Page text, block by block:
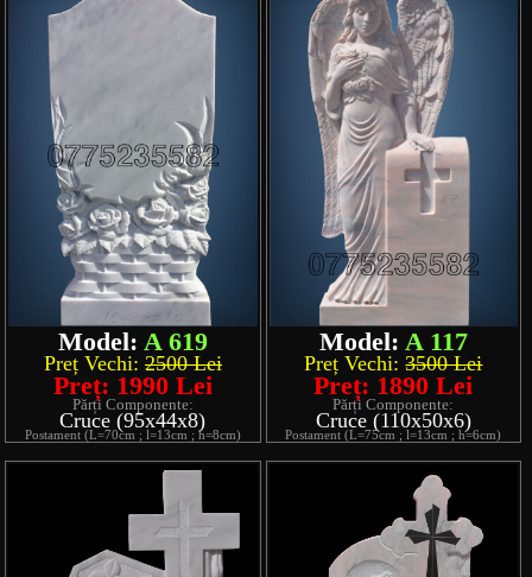
Model: A 619
Preț Vechi: 2500 Lei
Preț: 1990 Lei
Părți Componente:
Cruce (95x44x8)
Postament (L=70cm ; l=13cm ; h=8cm)
Model: A 117
Preț Vechi:3500 Lei
Preț: 1890 Lei
Părți Componente:
Cruce (110x50x6)
Postament (L=75cm ; l=13cm ; h=6cm)